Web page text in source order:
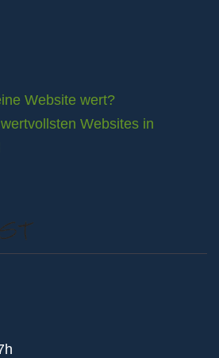
Website wert?
Websites in